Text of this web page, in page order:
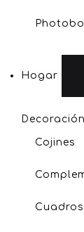
Hogar
Decoración
Cojines
Cuadros